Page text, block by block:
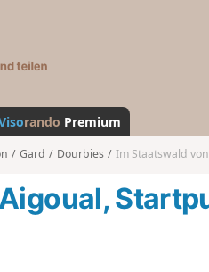
a
n
d
rando Premium
Gard Dourbies Im Staatswald